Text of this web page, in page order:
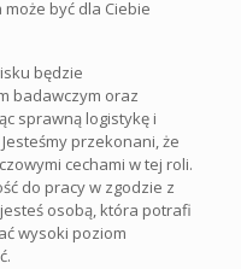
być dla Ciebie
będzie
badawczym oraz
sprawną logistykę i
przekonani, że
cechami w tej roli.
do pracy w zgodzie z
osobą, która potrafi
wysoki poziom